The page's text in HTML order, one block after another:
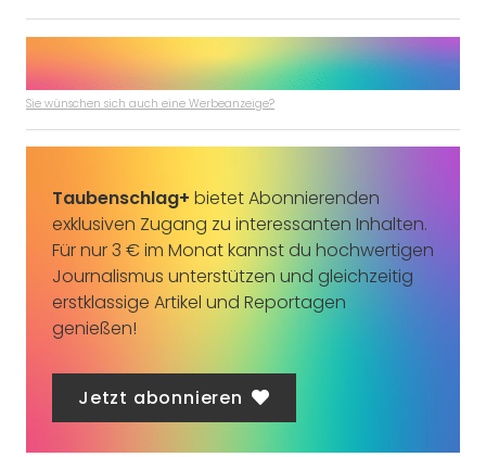
Sie wünschen sich auch eine Werbeanzeige?
Taubenschlag+ bietet Abonnierenden
exklusiven Zugang zu interessanten Inhalten.
Für nur 3 € im Monat kannst du hochwertigen
Journalismus unterstützen und gleichzeitig
erstklassige Artikel und Reportagen
genießen!
Jetzt abonnieren